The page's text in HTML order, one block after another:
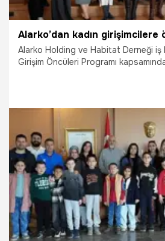
Alarko Holding ve Habitat Derneği iş
Girişim Öncüleri Programı
27.01.2025 Ekonomi